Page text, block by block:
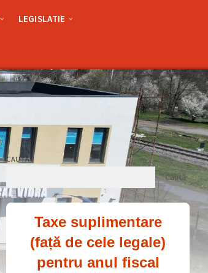
LEGISLATIE
CAUTĂ
Caută
Taxe suplimentare
(față de cele legale)
pentru anul fiscal